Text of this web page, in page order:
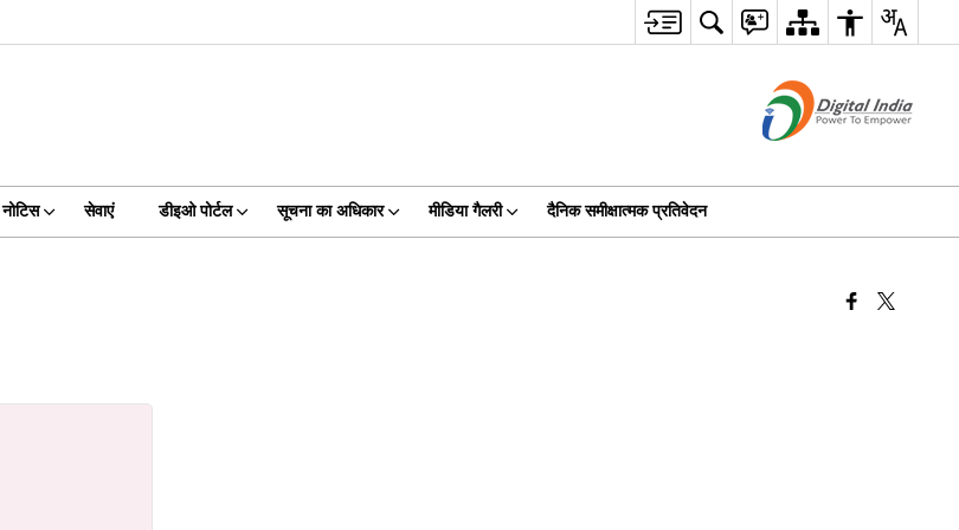
नोटिस सेवाएं डीइओ पोर्टल सूचना का अधिकार मीडिया गैलरी दैनिक समीक्षात्मक प्रतिवेदन